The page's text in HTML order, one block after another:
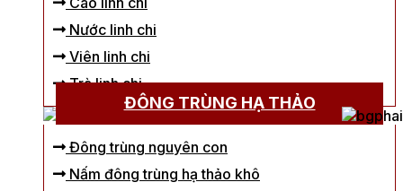
Nước linh chi
Viên linh chi
Trà linh chi
ĐÔNG TRÙNG HẠ THẢO
Đông trùng nguyên con
Nấm đông trùng hạ thảo khô